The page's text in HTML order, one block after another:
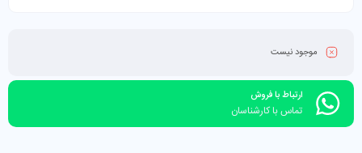
موجود نیست
ارتباط با فروش
تماس با کارشناسان